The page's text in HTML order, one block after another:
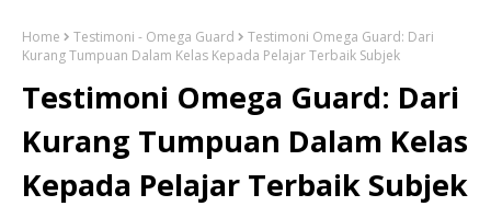
Home Testimoni - Omega Guard
Testimoni Omega Guard: Dari
Kurang Tumpuan Dalam Kelas Kepada Pelajar Terbaik Subjek
Testimoni Omega Guard: Dari
Kurang Tumpuan Dalam Kelas
Kepada Pelajar Terbaik Subjek